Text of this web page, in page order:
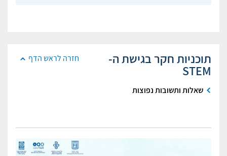
חזרה לראש הדף תוכניות חקר בגישת ה-
STEM
שאלות ותשובות נפוצות